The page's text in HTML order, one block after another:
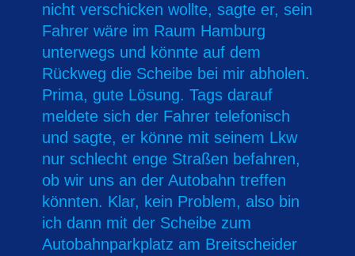
nicht verschicken wollte, sagte er, sein
Fahrer wäre im Raum Hamburg
unterwegs und könnte auf dem
Rückweg die Scheibe bei mir abholen.
Prima, gute Lösung. Tags darauf
meldete sich der Fahrer telefonisch
und sagte, er könne mit seinem Lkw
nur schlecht enge Straßen befahren,
ob wir uns an der Autobahn treffen
könnten. Klar, kein Problem, also bin
ich dann mit der Scheibe zum
Autobahnparkplatz am Breitscheider